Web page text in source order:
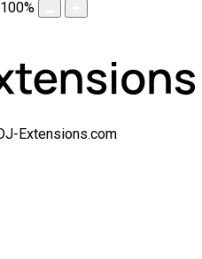
100%
Extensions.com